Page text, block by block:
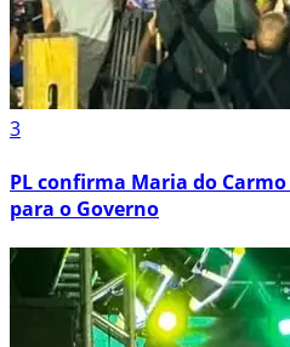
3
PL confirma Maria do
para o Governo